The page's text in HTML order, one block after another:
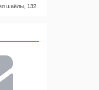
шаёлы, 132